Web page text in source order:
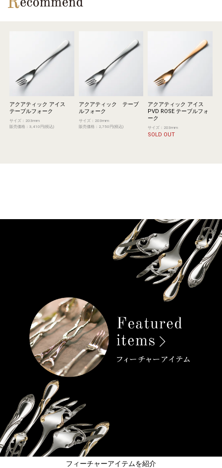
アクアティック アイス
テーブルフォーク
サイズ：203mm
販売価格：3,410円(税込)
アクアティック テーブ
ルフォーク
サイズ：203mm
販売価格：2,750円(税込)
アクアティック アイス
PVD ROSE テーブルフォ
ーク
サイズ：203mm
SOLD OUT
フィーチャーアイテムを紹介